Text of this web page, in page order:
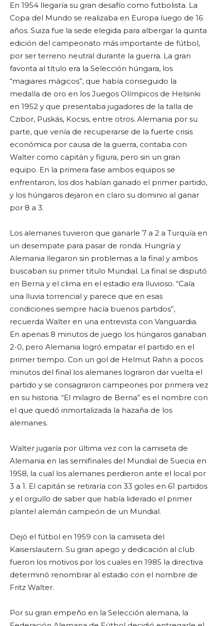
En 1954 llegaría su gran desafío como futbolista. La
Copa del Mundo se realizaba en Europa luego de 16
años. Suiza fue la sede elegida para albergar la quinta
edición del campeonato más importante de fútbol,
por ser terreno neutral durante la guerra. La gran
favorita al título era la Selección húngara, los
“magiares mágicos”, que había conseguido la
medalla de oro en los Juegos Olímpicos de Helsinki
en 1952 y que presentaba jugadores de la talla de
Czibor, Puskás, Kocsis, entre otros. Alemania por su
parte, que venía de recuperarse de la fuerte crisis
económica por causa de la guerra, contaba con
Walter como capitán y figura, pero sin un gran
equipo. En la primera fase ambos equipos se
enfrentaron, los dos habían ganado el primer partido,
y los húngaros dejaron en claro su dominio al ganar
por 8 a 3.
Los alemanes tuvieron que ganarle 7 a 2 a Turquía en
un desempate para pasar de ronda. Hungría y
Alemania llegaron sin problemas a la final y ambos
buscaban su primer título Mundial. La final se disputó
en Berna y el clima en el estadio era lluvioso. “Caía
una lluvia torrencial y parece que en esas
condiciones siempre hacía buenos partidos”,
recuerda Walter en una entrevista con Vanguardia.
En apenas 8 minutos de juego los húngaros ganaban
2-0, pero Alemania logró empatar el partido en el
primer tiempo. Con un gol de Helmut Rahn a pocos
minutos del final los alemanes lograron dar vuelta el
partido y se consagraron campeones por primera vez
en su historia. “El milagro de Berna” es el nombre con
el que quedó inmortalizada la hazaña de los
alemanes.
Walter jugaría por última vez con la camiseta de
Alemania en las semifinales del Mundial de Suecia en
1958, la cual los alemanes perdieron ante el local por
3 a 1. El capitán se retiraría con 33 goles en 61 partidos
y el orgullo de saber que había liderado el primer
plantel alemán campeón de un Mundial.
Dejó el fútbol en 1959 con la camiseta del
Kaiserslautern. Su gran apego y dedicación al club
fueron los motivos por los cuales en 1985 la directiva
determinó renombrar al estadio con el nombre de
Fritz Walter.
Por su gran empeño en la Selección alemana, la